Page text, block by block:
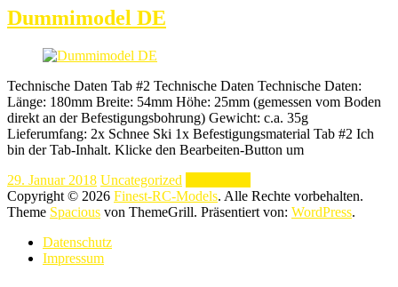
Dummimodel DE
Technische Daten Tab #2 Technische Daten Technische Daten:
Länge: 180mm Breite: 54mm Höhe: 25mm (gemessen vom Boden
direkt an der Befestigungsbohrung) Gewicht: c.a. 35g
Lieferumfang: 2x Schnee Ski 1x Befestigungsmaterial Tab #2 Ich
bin der Tab-Inhalt. Klicke den Bearbeiten-Button um
29. Januar 2018 Uncategorized
Copyright © 2026 Finest-RC-Models. Alle Rechte vorbehalten.
Theme Spacious von ThemeGrill. Präsentiert von: WordPress.
Datenschutz
Impressum